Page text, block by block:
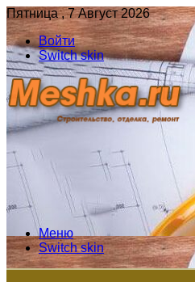
Пятница , 7 Август 2026
Войти
Switch skin
Меню
Switch skin